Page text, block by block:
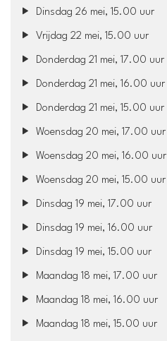
Dinsdag 26 mei, 15.00 uur
Vrijdag 22 mei, 15.00 uur
Donderdag 21 mei, 17.00 uur
Donderdag 21 mei, 16.00 uur
Donderdag 21 mei, 15.00 uur
Woensdag 20 mei, 17.00 uur
Woensdag 20 mei, 16.00 uur
Woensdag 20 mei, 15.00 uur
Dinsdag 19 mei, 17.00 uur
Dinsdag 19 mei, 16.00 uur
Dinsdag 19 mei, 15.00 uur
Maandag 18 mei, 17.00 uur
Maandag 18 mei, 16.00 uur
Maandag 18 mei, 15.00 uur